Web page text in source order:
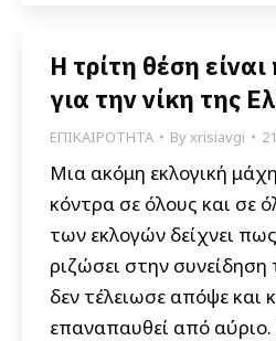
Η τρίτη θέση
για την νίκη της
ΕΠΙΚΑΙΡΟΤΗΤΑ Byxrisiavgi
Μια ακόμη εκλογική
κόντρα σε όλους και σε
των εκλογών δείχνει
ριζώσει στην
δεν τέλειωσε απόψε και
επαναπαυθεί από